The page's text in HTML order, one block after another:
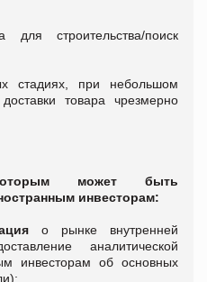
строительства/поиск
стадиях, при небольшом
товара чрезмерно
может быть
инвесторам:
о рынке внутренней
аналитической
инвесторам об основных